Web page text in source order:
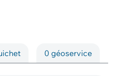
0 géoservice